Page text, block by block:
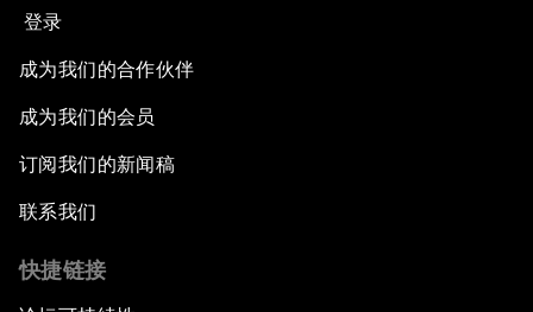
登录
成为我们的合作伙伴
成为我们的会员
订阅我们的新闻稿
联系我们
快捷链接